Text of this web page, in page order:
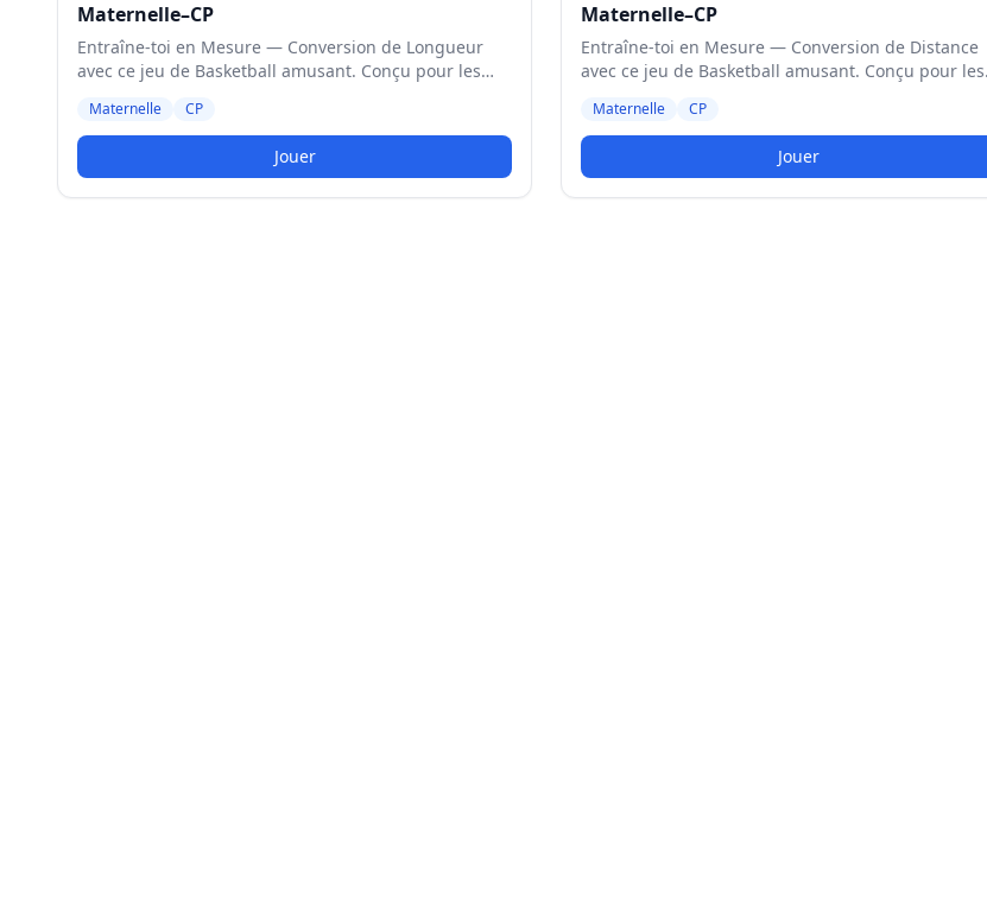
Maternelle–CP
Entraîne-toi en Mesure — Conversion de Longueur
avec ce jeu de Basketball amusant. Conçu pour les
Maternelle CP
Jouer
Maternelle–CP
Entraîne-toi en Mesure — Conversion de Distance
avec ce jeu de Basketball amusant. Conçu pour les
Maternelle CP
Jouer